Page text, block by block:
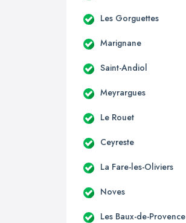
Les Gorguettes
Marignane
Saint-Andiol
Meyrargues
Le Rouet
Ceyreste
La Fare-les-Oliviers
Noves
Les Baux-de-Provence